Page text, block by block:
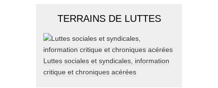
TERRAINS DE LUTTES
Luttes sociales et syndicales, information
critique et chroniques acérées